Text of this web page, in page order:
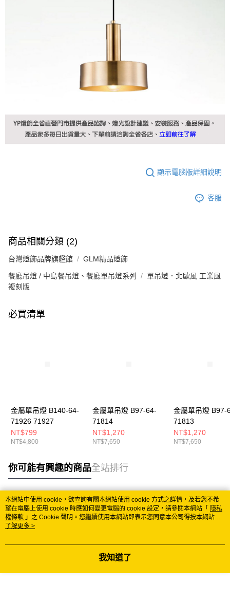
顯示電腦版詳細說明
客服
商品相關分類 (2)
台灣燈飾品牌旗艦館 GLM精品燈飾
餐廳吊燈 / 中島餐吊燈、餐廳單吊燈系列
單吊燈．北歐風 工業風
複刻版
必買清單
金屬單吊燈 B140-64-
71926 71927
NT$799
NT$4,800
金屬單吊燈 B97-64-
71814
NT$1,270
NT$7,650
金屬單吊燈 B97-
71813
NT$1,270
NT$7,650
你可能有興趣的商品全站排行
熱門標籤
本網站中使用 cookie，欲查詢有關本網站使用 cookie 方式之詳情，及若您不希
望在電腦上使用 cookie 時應如何變更電腦的 cookie 設定，請參閱本網站「 隱私
權條款 」之 Cookie 聲明。您繼續使用本網站即表示您同意本公司得按本網站使
用條款之 Cookie 聲明使用 cookie。
了解更多 >
我知道了